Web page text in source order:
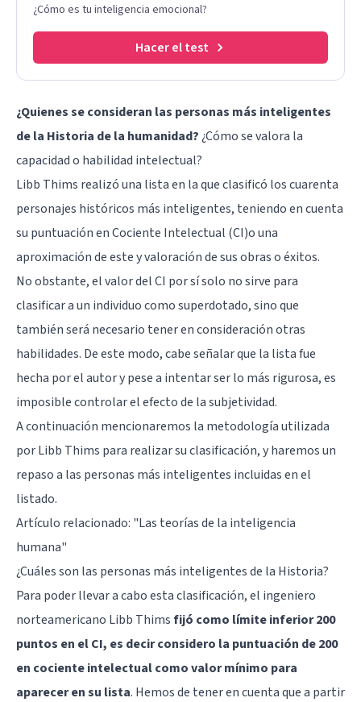
¿Cómo es tu inteligencia emocional?
Hacer el test
¿Quienes se consideran las personas más inteligentes
de la Historia de la humanidad?¿Cómo se valora la
capacidad o habilidad intelectual?
Libb Thims realizó una lista en la que clasificó los cuarenta
personajes históricos más inteligentes, teniendo en cuenta
su puntuación en Cociente Intelectual (CI)o una
aproximación de este y valoración de sus obras o éxitos.
No obstante, el valor del CI por sí solo no sirve para
clasificar a un individuo como superdotado, sino que
también será necesario tener en consideración otras
habilidades. De este modo, cabe señalar que la lista fue
hecha por el autor y pese a intentar ser lo más rigurosa, es
imposible controlar el efecto de la subjetividad.
A continuación mencionaremos la metodología utilizada
por Libb Thims para realizar su clasificación, y haremos un
repaso a las personas más inteligentes incluidas en el
listado.
Artículo relacionado: "Las teorías de la inteligencia
humana"
¿Cuáles son las personas más inteligentes de la Historia?
Para poder llevar a cabo esta clasificación, el ingeniero
norteamericano Libb Thimsfijó como límite inferior 200
puntos en el CI, es decir considero la puntuación de 200
en cociente intelectual como valor mínimo para
aparecer en su lista. Hemos de tener en cuenta que a partir